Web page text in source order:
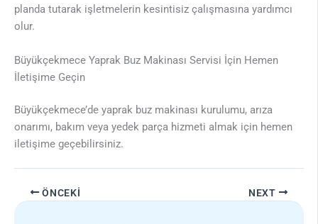
planda tutarak işletmelerin kesintisiz çalışmasına yardımcı
olur.
Büyükçekmece Yaprak Buz Makinası Servisi İçin Hemen
İletişime Geçin
Büyükçekmece’de yaprak buz makinası kurulumu, arıza
onarımı, bakım veya yedek parça hizmeti almak için hemen
iletişime geçebilirsiniz.
ÖNCEKI NEXT